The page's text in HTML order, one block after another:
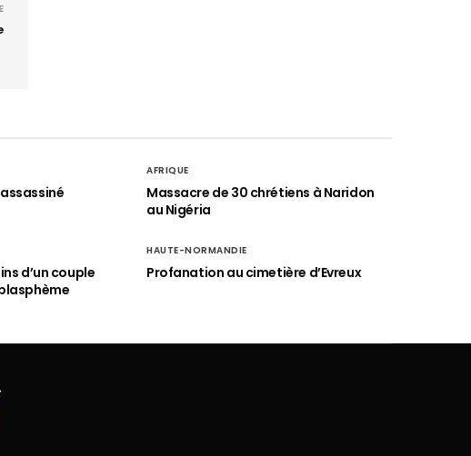
AFRIQUE
Massacre de 30 chrétiens à Naridon
au Nigéria
d’un couple
HAUTE-NORMANDIE
Profanation au cimetière d’Evreux